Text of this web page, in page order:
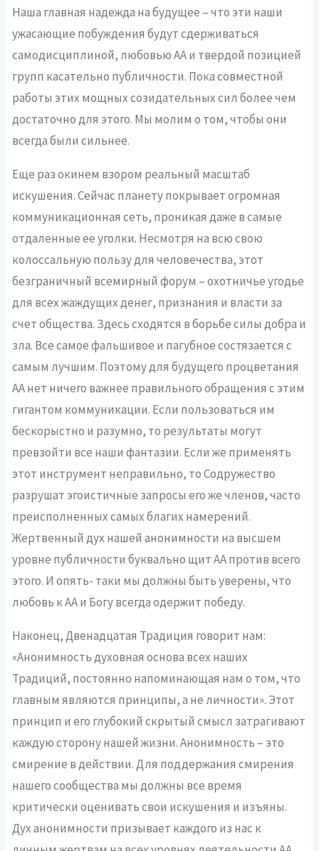
Наша главная надежда на будущее – что эти наши
ужасающие побуждения будут сдерживаться
самодисциплиной, любовью АА и твердой позицией
групп касательно публичности. Пока совместной
работы этих мощных созидательных сил более чем
достаточно для этого. Мы молим о том, чтобы они
всегда были сильнее.
Еще раз окинем взором реальный масштаб
искушения. Сейчас планету покрывает огромная
коммуникационная сеть, проникая даже в самые
отдаленные ее уголки. Несмотря на всю свою
колоссальную пользу для человечества, этот
безграничный всемирный форум – охотничье угодье
для всех жаждущих денег, признания и власти за
счет общества. Здесь сходятся в борьбе силы добра и
зла. Все самое фальшивое и пагубное состязается с
самым лучшим. Поэтому для будущего процветания
АА нет ничего важнее правильного обращения с этим
гигантом коммуникации. Если пользоваться им
бескорыстно и разумно, то результаты могут
превзойти все наши фантазии. Если же применять
этот инструмент неправильно, то Содружество
разрушат эгоистичные запросы его же членов, часто
преисполненных самых благих намерений.
Жертвенный дух нашей анонимности на высшем
уровне публичности буквально щит АА против всего
этого. И опять- таки мы должны быть уверены, что
любовь к АА и Богу всегда одержит победу.
Наконец, Двенадцатая Традиция говорит нам:
«Анонимность духовная основа всех наших
Традиций, постоянно напоминающая нам о том, что
главным являются принципы, а не личности». Этот
принцип и его глубокий скрытый смысл затрагивают
каждую сторону нашей жизни. Анонимность – это
смирение в действии. Для поддержания смирения
нашего сообщества мы должны все время
критически оценивать свои искушения и изъяны.
Дух анонимности призывает каждого из нас к